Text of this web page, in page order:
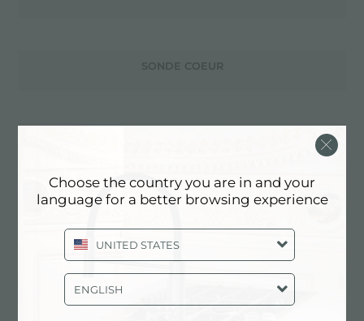
SONDE COEUR
SPACE CAPUCHON EN ACIER INOXYDABLE AVEC PANIER
EN SILICONE AVEC TROU POUR BOISSONS MANUELLES
Choose the country you are in and your
language for a better browsing experience
UNITED STATES
ENGLISH